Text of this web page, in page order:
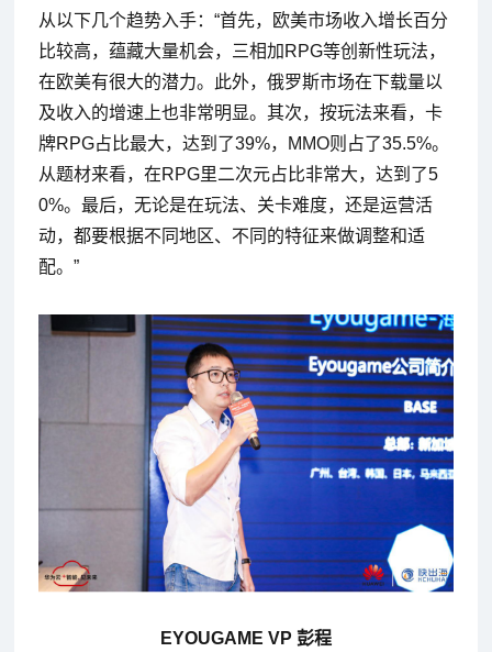
从以下几个趋势入手：“首先，欧美市场收入增长百分
比较高，蕴藏大量机会，三相加RPG等创新性玩法，
在欧美有很大的潜力。此外，俄罗斯市场在下载量以
及收入的增速上也非常明显。其次，按玩法来看，卡
牌RPG占比最大，达到了39%，MMO则占了35.5%。
从题材来看，在RPG里二次元占比非常大，达到了5
0%。最后，无论是在玩法、关卡难度，还是运营活
动，都要根据不同地区、不同的特征来做调整和适
配。”
EYOUGAME VP 彭程